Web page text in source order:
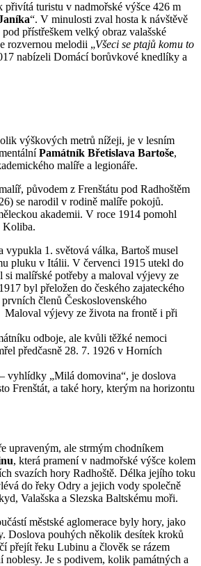
přivítá turistu v nadmořské výšce 426 m
“. V minulosti zval hosta k návštěvě
přístřeškem velký obraz valašské
rozvernou melodii „Všeci se ptajů komu to
nabízeli Domácí borůvkové knedlíky a
výškových metrů nížeji, je v lesním
Památník Břetislava Bartoše,
malíře a legionáře.
původem z Frenštátu pod Radhoštěm
se narodil v rodině malíře pokojů.
akademii. V roce 1914 pomohl
Koliba.
vypukla 1. světová válka, Bartoš musel
pluku v Itálii. V červenci 1915 utekl do
malířské potřeby a maloval výjevy ze
byl přeložen do českého zajateckého
členů Československého
výjevy ze života na frontě i při
odboje, ale kvůli těžké nemoci
předčasně 28. 7. 1926 v Horních
vyhlídky „Milá domovina“, je doslova
Frenštát, a také hory, kterým na horizontu
upraveným, ale strmým chodníkem
, která pramení v nadmořské výšce kolem
svazích hory Radhoště. Délka jejího toku
do řeky Odry a jejich vody společně
Valašska a Slezska Baltskému moři.
městské aglomerace byly hory, jako
Doslova pouhých několik desítek kroků
přejít řeku Lubinu a člověk se rázem
noblesy. Je s podivem, kolik památných a